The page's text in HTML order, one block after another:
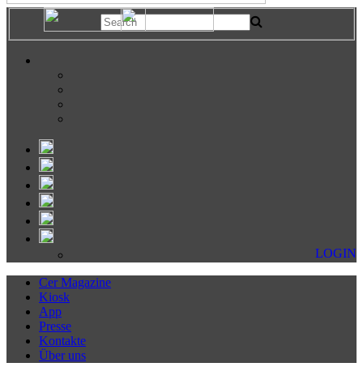
LOGIN
Cer Magazine
Kiosk
App
Presse
Kontakte
Über uns